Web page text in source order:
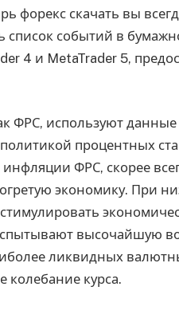
форекс скачать вы
список событий в
4 и MetaTrader 5,
ФРС, используют
процентных
ФРС, скорее
экономику. При
высочайшую
ликвидных
колебание курса.